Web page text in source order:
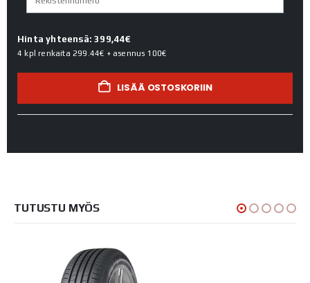
Hinta yhteensä: 399,44€
4 kpl renkaita 299.44€ + asennus 100€
LISÄÄ OSTOSKORIIN
TUTUSTU MYÖS